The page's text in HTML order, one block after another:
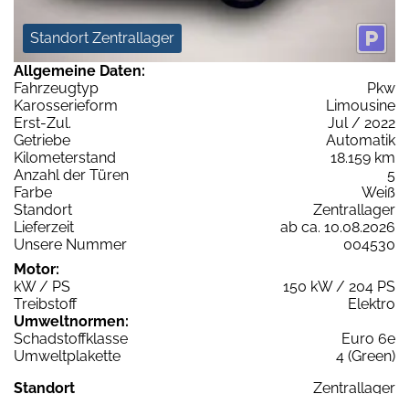
Standort Zentrallager
Allgemeine Daten:
Fahrzeugtyp
Pkw
Karosserieform
Limousine
Erst-Zul.
Jul / 2022
Getriebe
Automatik
Kilometerstand
18.159 km
Anzahl der Türen
5
Farbe
Weiß
Standort
Zentrallager
Lieferzeit
ab ca. 10.08.2026
Unsere Nummer
004530
Motor:
kW / PS
150 kW / 204 PS
Treibstoff
Elektro
Umweltnormen:
Schadstoffklasse
Euro 6e
Umweltplakette
4 (Green)
Standort
Zentrallager